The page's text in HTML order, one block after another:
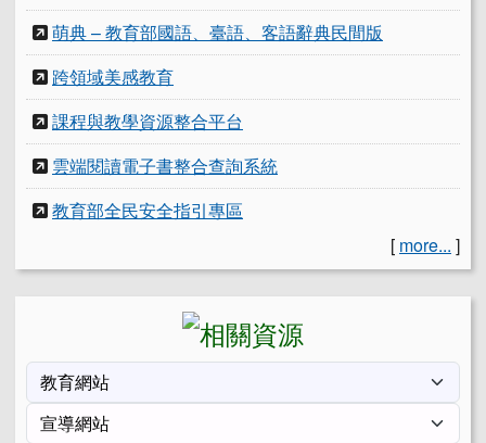
萌典 – 教育部國語、臺語、客語辭典民間版
跨領域美感教育
課程與教學資源整合平台
雲端閱讀電子書整合查詢系統
教育部全民安全指引專區
[ more... ]